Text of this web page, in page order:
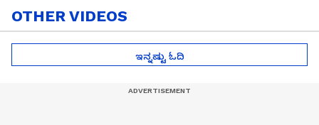
OTHER VIDEOS
ಇನ್ನಷ್ಟು ಓದಿ